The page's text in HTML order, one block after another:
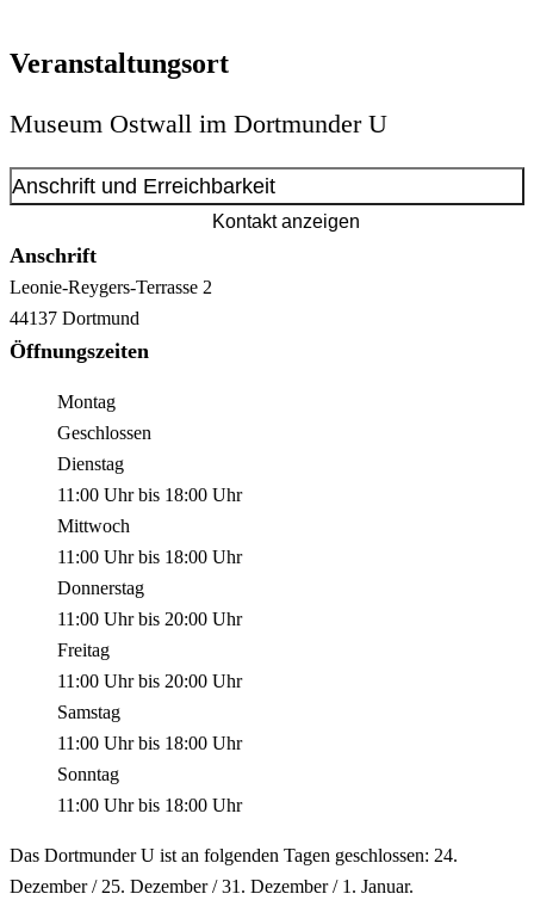
Veranstaltungsort
Museum Ostwall im Dortmunder U
Anschrift und Erreichbarkeit
Kontakt anzeigen
Anschrift
Leonie-Reygers-Terrasse 2
44137 Dortmund
Öffnungszeiten
Montag
Geschlossen
Dienstag
11:00 Uhrbis 18:00 Uhr
Mittwoch
11:00 Uhrbis 18:00 Uhr
Donnerstag
11:00 Uhrbis 20:00 Uhr
Freitag
11:00 Uhrbis 20:00 Uhr
Samstag
11:00 Uhrbis 18:00 Uhr
Sonntag
11:00 Uhrbis 18:00 Uhr
Das Dortmunder U ist an folgenden Tagen geschlossen: 24.
Dezember / 25. Dezember / 31. Dezember / 1. Januar.